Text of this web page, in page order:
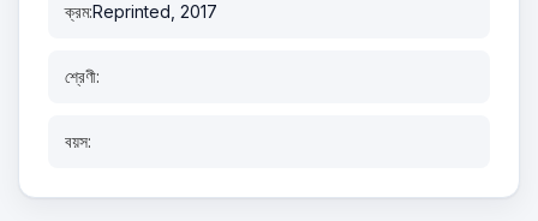
ক্রম:Reprinted, 2017
শ্রেণী:
বয়স: